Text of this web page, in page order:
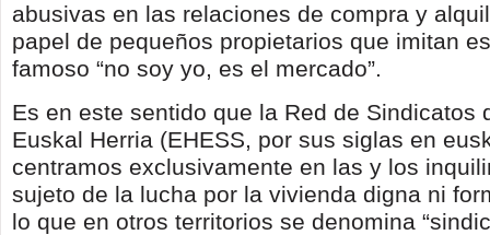
abusivas en las relaciones de compra y
papel de pequeños propietarios que imitan
famoso “no soy yo, es el mercado”.
Es en este sentido que la Red de Sindicatos
Euskal Herria (EHESS, por sus siglas en
centramos exclusivamente en las y los
sujeto de la lucha por la vivienda digna ni
lo que en otros territorios se denomina